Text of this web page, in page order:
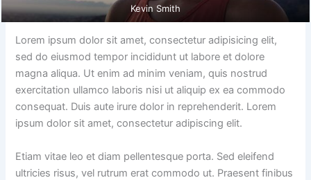
Kevin Smith
Lorem ipsum dolor sit amet, consectetur adipisicing elit,
sed do eiusmod tempor incididunt ut labore et dolore
magna aliqua. Ut enim ad minim veniam, quis nostrud
exercitation ullamco laboris nisi ut aliquip ex ea commodo
consequat. Duis aute irure dolor in reprehenderit. Lorem
ipsum dolor sit amet, consectetur adipiscing elit.
Etiam vitae leo et diam pellentesque porta. Sed eleifend
ultricies risus, vel rutrum erat commodo ut. Praesent finibus